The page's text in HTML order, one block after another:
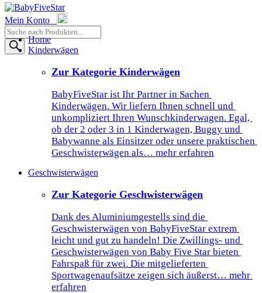
Mein Konto
Products
search
Open
mobile
menu
Close
mobile
menu
Home
Kinderwägen
Zur Kategorie Kinderwägen
BabyFiveStar ist Ihr Partner in Sachen
Kinderwägen. Wir liefern Ihnen schnell und
unkompliziert Ihren Wunschkinderwagen. Egal,
ob der 2 oder 3 in 1 Kinderwagen, Buggy und
Babywanne als Einsitzer oder unsere praktischen
Geschwisterwägen als… mehr erfahren
Geschwisterwägen
Zur Kategorie Geschwisterwägen
Dank des Aluminiumgestells sind die
Geschwisterwägen von BabyFiveStar extrem
leicht und gut zu handeln! Die Zwillings- und
Geschwisterwägen von Baby Five Star bieten
Fahrspaß für zwei. Die mitgelieferten
Sportwagenaufsätze zeigen sich äußerst… mehr
erfahren